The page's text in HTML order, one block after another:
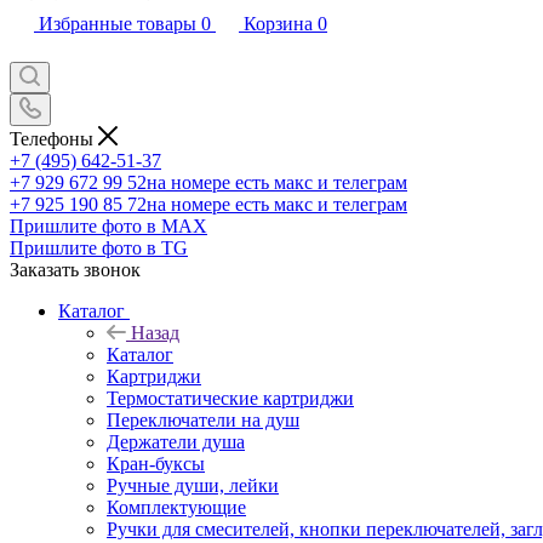
Избранные товары 0 Корзина 0
Телефоны
+7 (495) 642-51-37
+7 929 672 99 52на номере есть макс и телеграм
+7 925 190 85 72на номере есть макс и телеграм
Пришлите фото в MAX
Пришлите фото в TG
Заказать звонок
Каталог
Назад
Каталог
Картриджи
Термостатические картриджи
Переключатели на душ
Держатели душа
Кран-буксы
Ручные души, лейки
Комплектующие
Ручки для смесителей, кнопки переключателей,